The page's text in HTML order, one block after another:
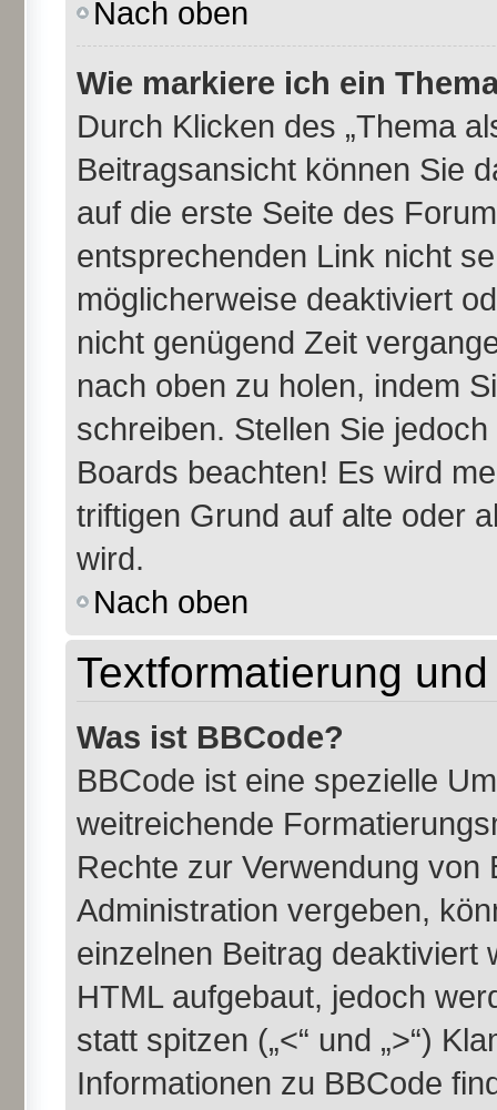
Nach oben
Wie markiere ich ein
Durch Klicken des „Thema
Beitragsansicht können Sie
auf die erste Seite des
entsprechenden Link nicht
möglicherweise deaktiviert
nicht genügend Zeit
nach oben zu holen, indem
schreiben. Stellen Sie
Boards beachten! Es wird
triftigen Grund auf alte oder
wird.
Nach oben
Textformatierung
Was ist BBCode?
BBCode ist eine spezielle
weitreichende
Rechte zur Verwendung
Administration vergeben,
einzelnen Beitrag deaktiviert
HTML aufgebaut, jedoch
statt spitzen („<“ und „>“)
Informationen zu BBCode